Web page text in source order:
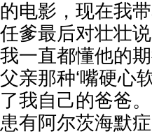
的电影，现在我
任爹最后对壮壮
我一直都懂他的
父亲那种‘嘴硬心
了我自己的爸爸
患有阿尔茨海默